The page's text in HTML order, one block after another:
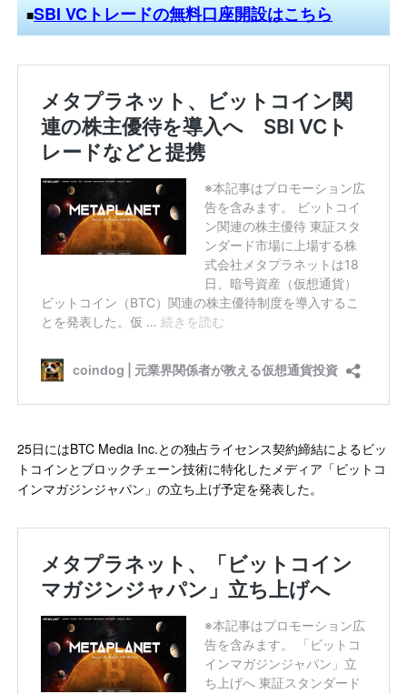
■SBI VCトレードの無料口座開設はこちら
25日にはBTC Media Inc.との独占ライセンス契約締結によるビッ
トコインとブロックチェーン技術に特化したメディア「ビットコ
インマガジンジャパン」の立ち上げ予定を発表した。